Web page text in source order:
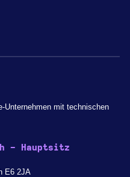
Unternehmen mit technischen
- Hauptsitz
E6 2JA